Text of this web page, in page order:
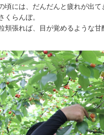
頃には、だんだんと疲れが出
くらんぼ。
頬張れば、目が覚めるような甘